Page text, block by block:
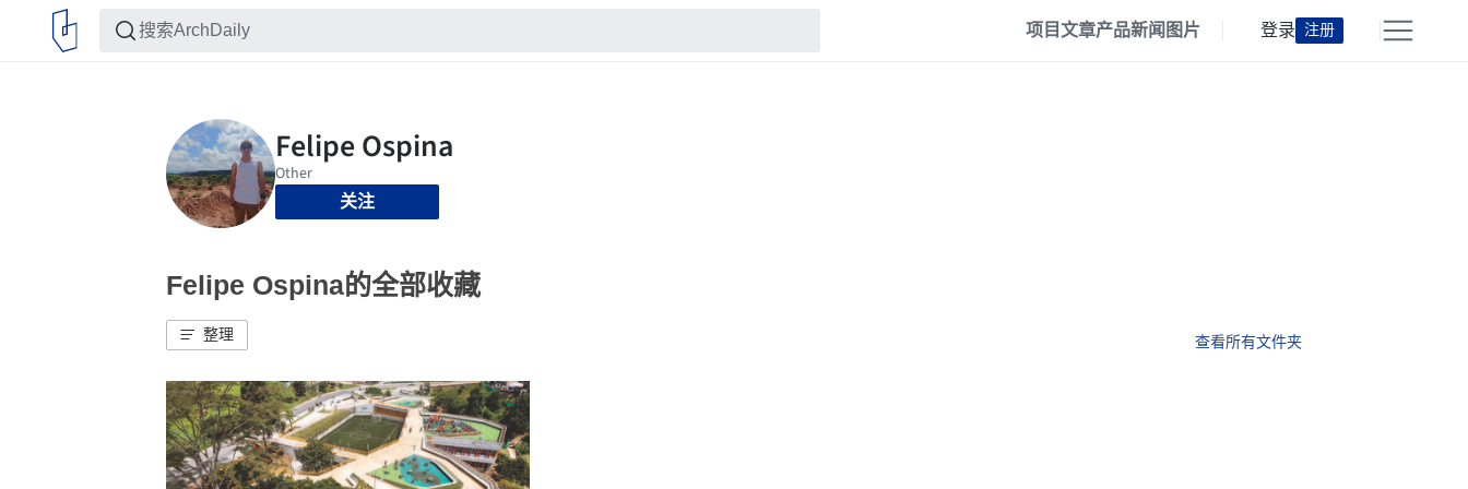
项目文章产品新闻 图片 登录 注册
关注
Felipe Ospina的全部收藏
整理 查看所有文件夹